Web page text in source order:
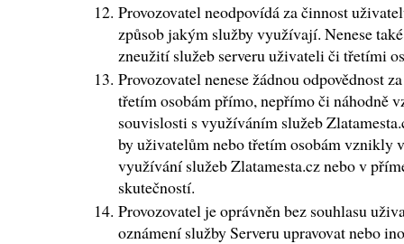
Provozovatel neodpovídá za činnost
způsob jakým služby využívají. Nenese
zneužití služeb serveru uživateli či třetími
Provozovatel nenese žádnou odpovědnost
třetím osobám přímo, nepřímo či náhodně
souvislosti s využíváním služeb
by uživatelům nebo třetím osobám vznikly
využívání služeb Zlatamesta.cz nebo v
skutečností.
Provozovatel je oprávněn bez souhlasu
oznámení služby Serveru upravovat nebo